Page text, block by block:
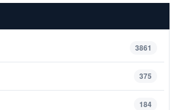
3861
375
184